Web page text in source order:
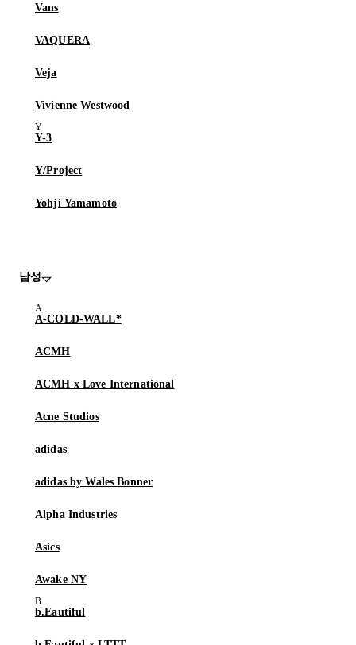
Vans
VAQUERA
Veja
Vivienne Westwood
Y-3
Y/Project
Yohji Yamamoto
남성
A-COLD-WALL*
ACMH
ACMH x Love International
Acne Studios
adidas
adidas by Wales Bonner
Alpha Industries
Asics
Awake NY
b.Eautiful